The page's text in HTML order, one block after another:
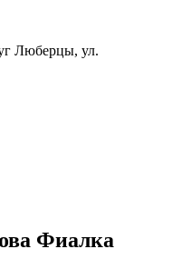
Люберцы, ул.
Фиалка